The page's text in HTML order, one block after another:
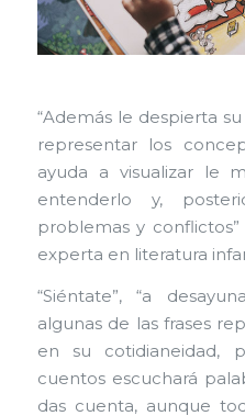
“Además le despierta
representar los
ayuda a visualizar le
entenderlo y,
problemas y
experta en literatura
“Siéntate”, “a
algunas de las frases
en su cotidianeidad,
cuentos escuchará
das cuenta, aunque